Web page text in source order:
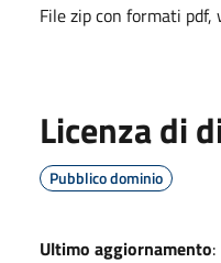
File zip con formati pdf,
Licenza di
Pubblico dominio
Ultimo aggiornamento